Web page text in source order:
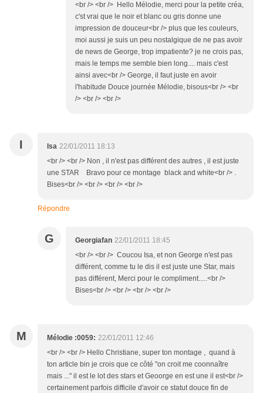
<br /> <br /> Hello Mélodie, merci pour la petite créa,
c'st vrai que le noir et blanc ou gris donne une
impression de douceur<br /> plus que les couleurs,
moi aussi je suis un peu nostalgique de ne pas avoir
de news de George, trop impatiente? je ne crois pas,
mais le temps me semble bien long.... mais c'est
ainsi avec<br /> George, il faut juste en avoir
l'habitude Douce journée Mélodie, bisous<br /> <br
/> <br /> <br />
I Isa 22/01/2011 18:13
<br /> <br /> Non , il n'est pas différent des autres , il est juste
une STAR Bravo pour ce montage black and white<br /> .
Bises<br /> <br /> <br /> <br />
Répondre
G Georgiafan 22/01/2011 18:45
<br /> <br /> Coucou Isa, et non George n'est pas
différent, comme tu le dis il est juste une Star, mais
pas différent, Merci pour le compliment.....<br />
Bises<br /> <br /> <br /> <br />
M Mélodie :0059: 22/01/2011 12:46
<br /> <br /> Hello Christiane, super ton montage , quand à
ton article bin je crois que ce côté "on croit me coonnaître
mais ..." il est le lot des stars et Geoorge en est une il est<br />
certainement parfois difficile d'avoir ce statut douce fin de